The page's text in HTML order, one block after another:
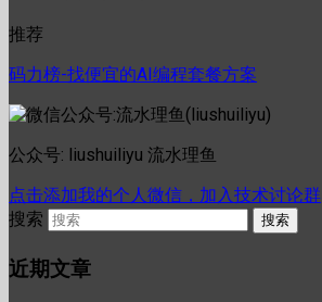
推荐
码力榜-找便宜的AI编程套餐方案
公众号: liushuiliyu 流水理鱼
点击添加我的个人微信，加入技术讨论群
搜索
近期文章